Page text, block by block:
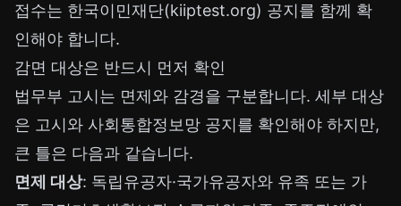
접수는 한국이민재단(kiiptest.org) 공지를 함께 확
인해야 합니다.
감면 대상은 반드시 먼저 확인
법무부 고시는 면제와 감경을 구분합니다. 세부 대상
은 고시와 사회통합정보망 공지를 확인해야 하지만,
큰 틀은 다음과 같습니다.
면제 대상: 독립유공자·국가유공자와 유족 또는 가